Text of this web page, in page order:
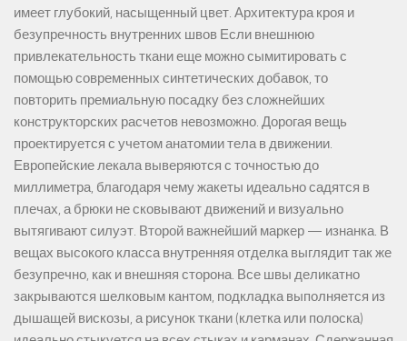
имеет глубокий, насыщенный цвет. Архитектура кроя и
безупречность внутренних швов Если внешнюю
привлекательность ткани еще можно сымитировать с
помощью современных синтетических добавок, то
повторить премиальную посадку без сложнейших
конструкторских расчетов невозможно. Дорогая вещь
проектируется с учетом анатомии тела в движении.
Европейские лекала выверяются с точностью до
миллиметра, благодаря чему жакеты идеально садятся в
плечах, а брюки не сковывают движений и визуально
вытягивают силуэт. Второй важнейший маркер — изнанка. В
вещах высокого класса внутренняя отделка выглядит так же
безупречно, как и внешняя сторона. Все швы деликатно
закрываются шелковым кантом, подкладка выполняется из
дышащей вискозы, а рисунок ткани (клетка или полоска)